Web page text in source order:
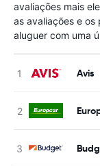
avaliações mais
as avaliações e
aluguer com uma
Avis